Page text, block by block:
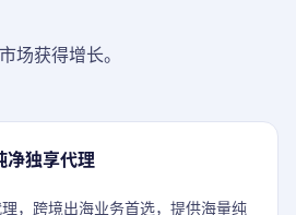
场获得增长。
独享代理
，跨境出海业务首选，提供海量纯